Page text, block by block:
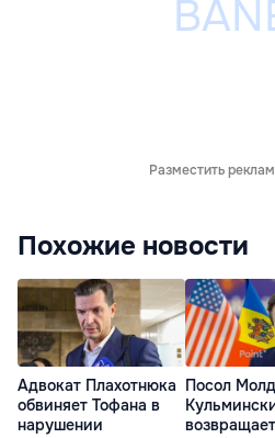
Разместить
Похожие новости
Адвокат Плахотнюка
обвиняет Тофана в
нарушении
Посол